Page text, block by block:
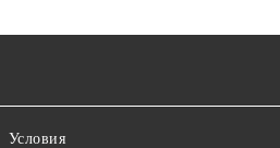
Условия